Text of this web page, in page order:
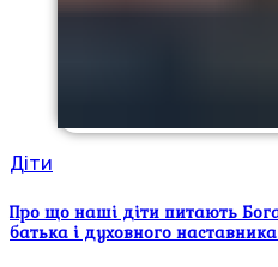
Діти
Про що наші діти питають
батька і духовного